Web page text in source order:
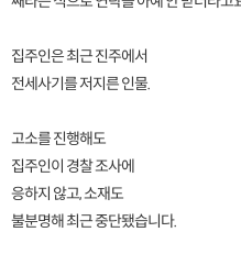
집주인은 최근 진주에서
전세사기를 저지른 인물.
고소를 진행해도
집주인이 경찰 조사에
응하지 않고, 소재도
불분명해 최근 중단됐습니다.